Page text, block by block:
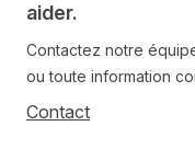
aider.
Contactez notre
ou toute information
Contact